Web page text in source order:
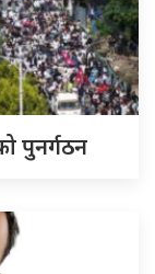
पुनर्गठन